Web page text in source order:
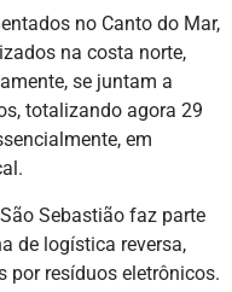
no Canto do Mar,
na costa norte,
se juntam a
totalizando agora 29
em
Sebastião faz parte
de logística reversa,
por resíduos eletrônicos.